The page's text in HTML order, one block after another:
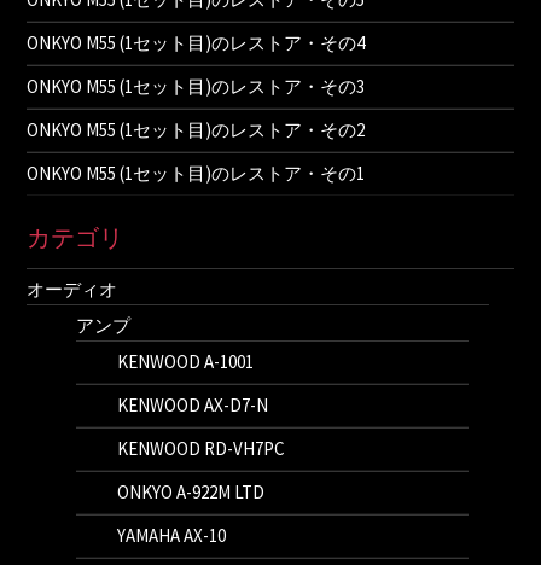
ONKYO M55 (1セット目)のレストア・その4
ONKYO M55 (1セット目)のレストア・その3
ONKYO M55 (1セット目)のレストア・その2
ONKYO M55 (1セット目)のレストア・その1
カテゴリ
オーディオ
アンプ
KENWOOD A-1001
KENWOOD AX-D7-N
KENWOOD RD-VH7PC
ONKYO A-922M LTD
YAMAHA AX-10